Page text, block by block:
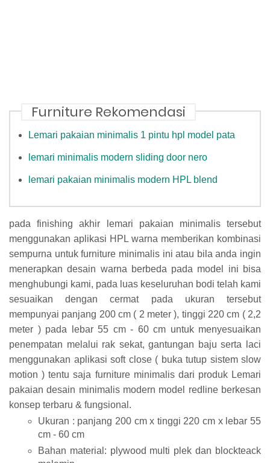
Furniture Rekomendasi
Lemari pakaian minimalis 1 pintu hpl model pata
lemari minimalis modern sliding door nero
lemari pakaian minimalis modern HPL blend
pada finishing akhir lemari pakaian minimalis tersebut
menggunakan aplikasi HPL warna memberikan kombinasi
sempurna untuk furniture minimalis ini atau bila anda ingin
menerapkan desain warna berbeda pada model ini bisa
menghubungi kami, pada luas keseluruhan bodi telah kami
sesuaikan dengan cermat pada ukuran tersebut
mempunyai panjang 200 cm ( 2 meter ), tinggi 220 cm ( 2,2
meter ) pada lebar 55 cm - 60 cm untuk menyesuaikan
penempatan melalui rak sekat, gantungan baju serta laci
menggunakan aplikasi soft close ( buka tutup sistem slow
motion ) tentu saja furniture minimalis dari produk Lemari
pakaian desain minimalis modern model redline berkesan
konsep terbaru & fungsional.
Ukuran : panjang 200 cm x tinggi 220 cm x lebar 55
cm - 60 cm
Bahan material: plywood multi plek dan blockteack